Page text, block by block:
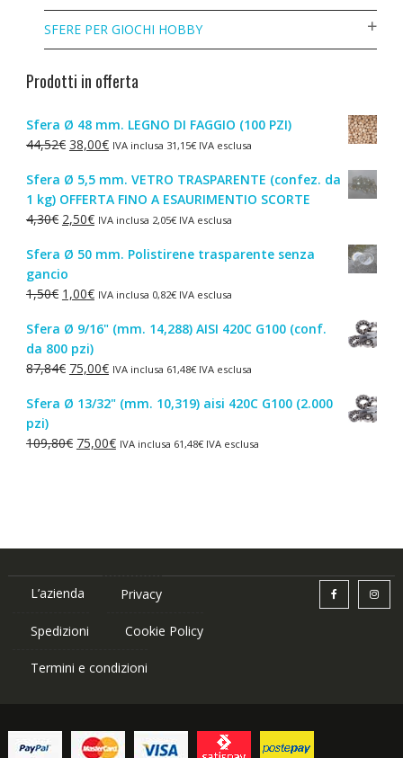
SFERE PER GIOCHI HOBBY
Prodotti in offerta
Sfera Ø 48 mm. LEGNO DI FAGGIO (100 PZI)
44,52€ Il
originale
era:
44,52€.
38,00€Il
attuale
è:
38,00€.
IVA inclusa 31,15€IVA esclusa
Sfera Ø 5,5 mm. VETRO TRASPARENTE (confez. da
1 kg) OFFERTA FINO A ESAURIMENTIO SCORTE
4,30€ Il
originale
era:
4,30€.
2,50€Il
attuale
2,50€.
IVA inclusa 2,05€IVA esclusa
Sfera Ø 50 mm. Polistirene trasparente senza
gancio
1,50€ Il
originale
era:
1,50€.
1,00€Il
attuale
è:
1,00€.
IVA inclusa 0,82€IVA esclusa
Sfera Ø 9/16" (mm. 14,288) AISI 420C G100 (conf.
da 800 pzi)
87,84€ Il
originale
87,84€.
75,00€Il
attuale
75,00€.
IVA inclusa 61,48€IVA esclusa
Sfera Ø 13/32" (mm. 10,319) aisi 420C G100 (2.000
pzi)
109,80€ Il
75,00€IlIVA inclusa 61,48€IVA esclusa
L’azienda Privacy
Spedizioni Cookie Policy
Termini e condizioni